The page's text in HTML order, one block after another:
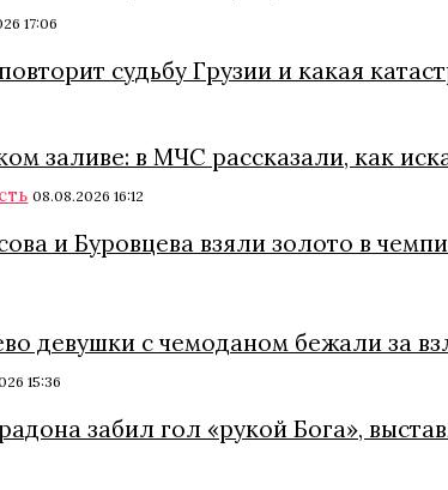
17:06
судьбу Грузии и какая
заливе: в МЧС рассказали, как
08.08.2026 16:12
и Буровцева взяли золото в
девушки с чемоданом бежали за
15:36
забил гол «рукой Бога»,